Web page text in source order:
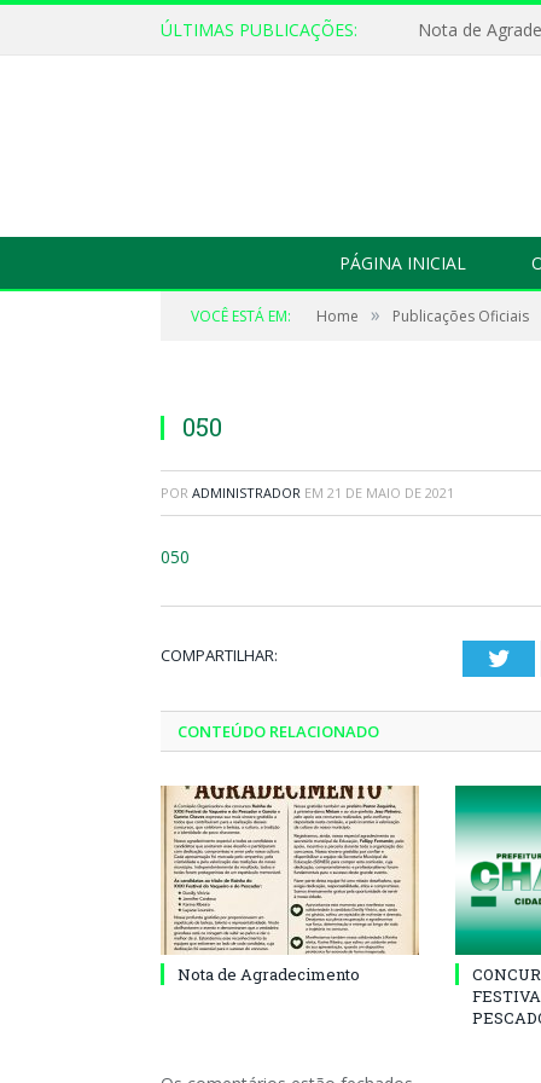
ÚLTIMAS PUBLICAÇÕES: Nota de
PÁGINA INICIAL
VOCÊ ESTÁ EM: Home » Publicações Oficiais
050
POR ADMINISTRADOR EM 21 DE MAIO DE 2021
050
COMPARTILHAR:
CONTEÚDO RELACIONADO
Nota de Agradecimento